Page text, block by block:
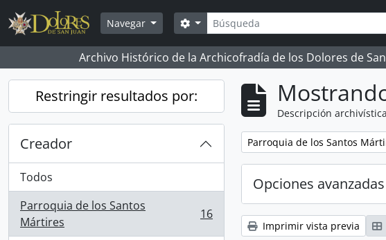
Skip to main content
Navegar
Búsqueda
Search options
Archivo Histórico de la Archicofradía de los Dolores de San
Restringir resultados por:
Creador
Todos
Parroquia de los Santos
Mártires
, 16 resultados 16
Descripción archivística
Remove filter:
Parroquia de los Santos
Opciones
Imprimir vista previa